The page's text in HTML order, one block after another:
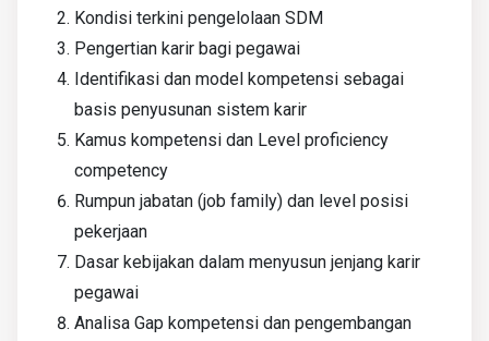
Kondisi terkini pengelolaan SDM
Pengertian karir bagi pegawai
Identifikasi dan model kompetensi sebagai
basis penyusunan sistem karir
Kamus kompetensi dan Level proficiency
competency
Rumpun jabatan (job family) dan level posisi
pekerjaan
Dasar kebijakan dalam menyusun jenjang karir
pegawai
Analisa Gap kompetensi dan pengembangan